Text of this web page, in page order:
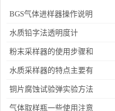
BGS气体进样器操作说明
水质铅字法透明度计
粉末采样器的使用步骤和
方法来了解下吧
水质采样器的特点主要有
以下七点
铜片腐蚀试验弹实验方法
及条件
气体取样瓶一些使用注意